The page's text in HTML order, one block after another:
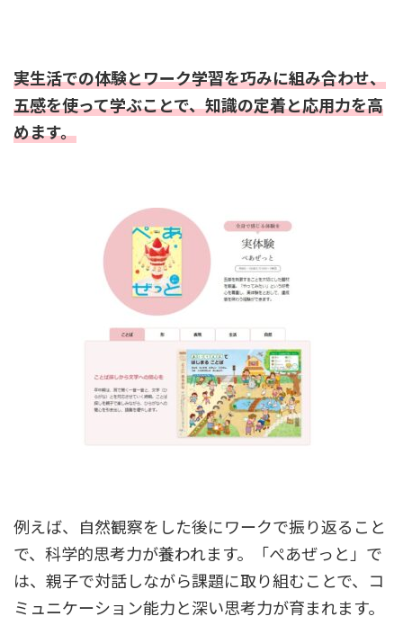
実生活での体験とワーク学習を巧みに組み合わせ、
五感を使って学ぶことで、知識の定着と応用力を高
めます。
例えば、自然観察をした後にワークで振り返ること
で、科学的思考力が養われます。「ぺあぜっと」で
は、親子で対話しながら課題に取り組むことで、コ
ミュニケーション能力と深い思考力が育まれます。